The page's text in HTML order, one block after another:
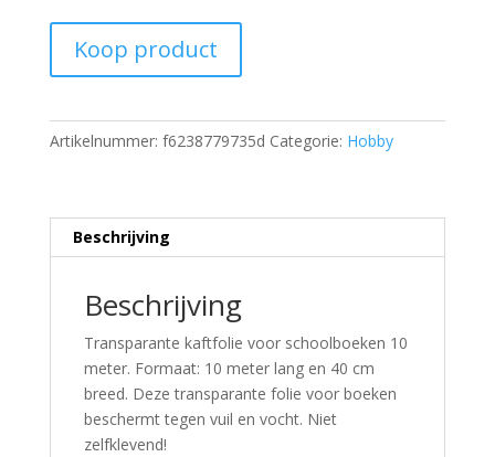
Koop product
Artikelnummer: f6238779735d Categorie: Hobby
Beschrijving
Beschrijving
Transparante kaftfolie voor schoolboeken 10
meter. Formaat: 10 meter lang en 40 cm
breed. Deze transparante folie voor boeken
beschermt tegen vuil en vocht. Niet
zelfklevend!